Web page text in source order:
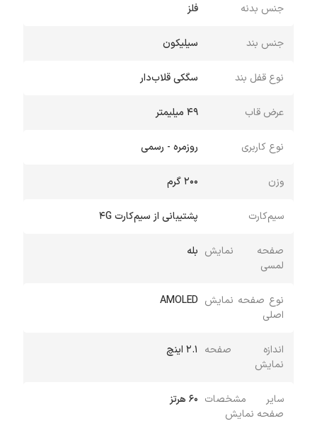
جنس بدنه فلز
جنس بند سیلیکون
نوع قفل بند سگکی قلاب‌دار
عرض قاب ۴۹ میلیمتر
نوع کاربری روزمره - رسمی
وزن 200 گرم
سیم‌کارت پشتیبانی از سیم‌کارت 4G
صفحه نمایش
لمسی
بله
نوع صفحه نمایش
اصلی
AMOLED
اندازه صفحه
نمایش
2.1 اینچ
سایر مشخصات
صفحه نمایش
60 هرتز